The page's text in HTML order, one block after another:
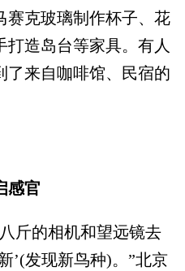
赛克玻璃制作杯子、花
造岛台等家具。有人
了来自咖啡馆、民宿的
感官
的相机和望远镜去
’(发现新鸟种)。”北京